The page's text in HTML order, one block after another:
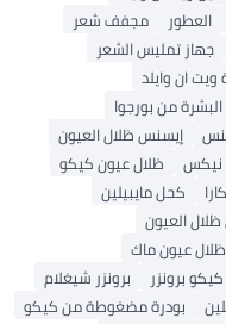
العطور
مجفف شعر
جهاز تمليس الشعر
ان وايلد
من بورجوا
إيسنس ظلال العيون
ظلال عيون كيكو
كحل مايبيلين
ظلال العيون
ظلال عيون ماك
كيكو برونزر
برونزر شيغلام
بودرة مضغوطة من كيكو